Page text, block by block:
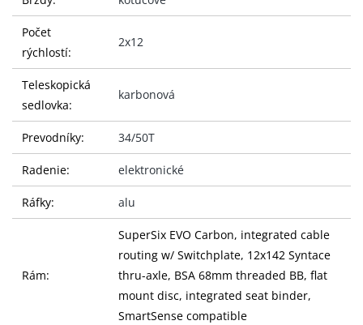
Počet
rýchlostí:
2x12
Teleskopická
sedlovka:
karbonová
Prevodníky: 34/50T
Radenie: elektronické
Ráfky: alu
Rám:
SuperSix EVO Carbon, integrated cable
routing w/ Switchplate, 12x142 Syntace
thru-axle, BSA 68mm threaded BB, flat
mount disc, integrated seat binder,
SmartSense compatible